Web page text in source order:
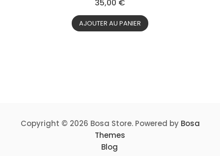
o
e
0
s
u
35,00 €
AJOUTER AU PANIER
Copyright © 2026 Bosa Store. Powered by Bosa
Themes
Blog